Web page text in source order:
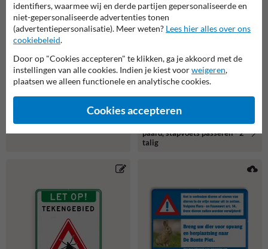
waarschuwing voor lama /
Verkeersbord Ruiter te
paard, stapvoets passeren - 2
talig
identifiers, waarmee wij en derde partijen gepersonaliseerde en
niet-gepersonaliseerde advertenties tonen
(advertentiepersonalisatie). Meer weten? Lees hier alles over ons
cookiebeleid.
Door op "Cookies accepteren" te klikken, ga je akkoord met de
instellingen van alle cookies. Indien je kiest voorweigeren,
plaatsen we alleen functionele en analytische cookies.
Cookies accepteren